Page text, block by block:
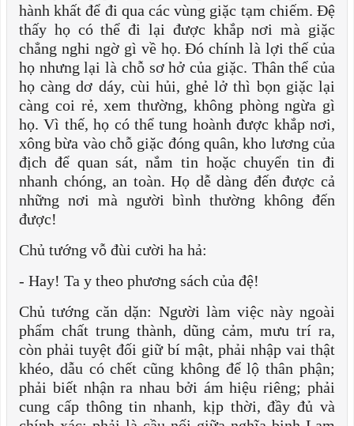
hành khất để đi qua các vùng giặc tạm chiếm. Đệ
thấy họ có thể đi lại được khắp nơi mà giặc
chẳng nghi ngờ gì về họ. Đó chính là lợi thế của
họ nhưng lại là chỗ sơ hở của giặc. Thân thể của
họ càng dơ dáy, cùi hủi, ghẻ lở thì bọn giặc lại
càng coi rẻ, xem thường, không phòng ngừa gì
họ. Vì thế, họ có thể tung hoành được khắp nơi,
xông bừa vào chỗ giặc đóng quân, kho lương của
địch để quan sát, nắm tin hoặc chuyển tin đi
nhanh chóng, an toàn. Họ dễ dàng đến được cả
những nơi mà người bình thường không đến
được!
Chủ tướng vỗ đùi cười ha hả:
- Hay! Ta y theo phương sách của đệ!
Chủ tướng căn dặn: Người làm việc này ngoài
phẩm chất trung thành, dũng cảm, mưu trí ra,
còn phải tuyệt đối giữ bí mật, phải nhập vai thật
khéo, dẫu có chết cũng không để lộ thân phận;
phải biết nhận ra nhau bởi ám hiệu riêng; phải
cung cấp thông tin nhanh, kịp thời, đầy đủ và